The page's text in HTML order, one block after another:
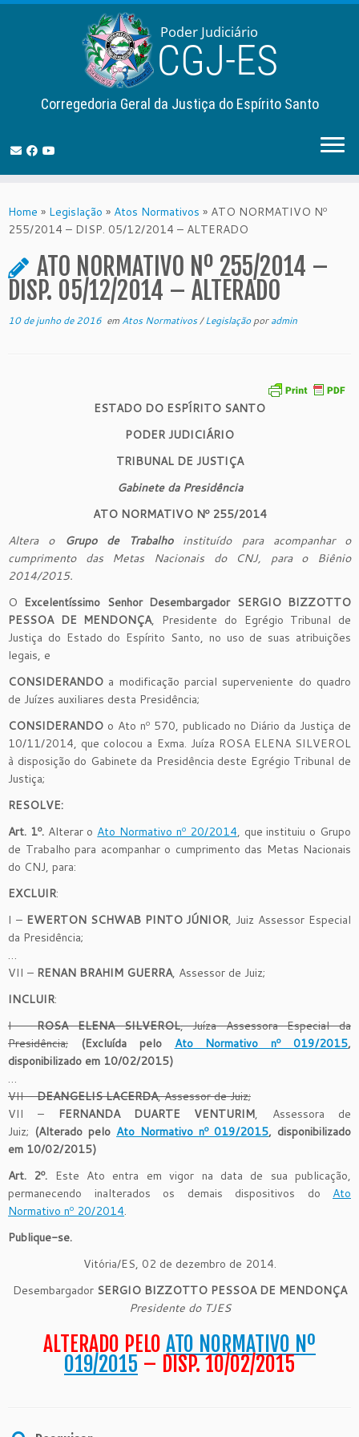
to
content
Corregedoria Geral da Justiça do Espírito Santo
Home » Legislação » Atos Normativos » ATO NORMATIVO Nº
255/2014 – DISP. 05/12/2014 – ALTERADO
ATO NORMATIVO Nº 255/2014 –
DISP. 05/12/2014 – ALTERADO
10 de junho de 2016 em Atos Normativos/Legislaçãoporadmin
ESTADO DO ESPÍRITO SANTO
PODER JUDICIÁRIO
TRIBUNAL DE JUSTIÇA
Gabinete da Presidência
ATO NORMATIVO Nº 255/2014
Altera o
Grupo de Trabalhoinstituído para acompanhar o
cumprimento das Metas Nacionais do CNJ, para o Biênio
2014/2015.
O Excelentíssimo Senhor Desembargador SERGIO BIZZOTTO
PESSOA DE MENDONÇA, Presidente do Egrégio Tribunal de
Justiça do Estado do Espírito Santo, no uso de suas atribuições
legais, e
CONSIDERANDO a modificação parcial superveniente do quadro
de Juízes auxiliares desta Presidência;
CONSIDERANDO o Ato nº 570, publicado no Diário da Justiça de
10/11/2014, que colocou a Exma. Juíza ROSA ELENA SILVEROL
à disposição do Gabinete da Presidência deste Egrégio Tribunal de
Justiça;
RESOLVE:
Art. 1º. Alterar o Ato Normativo nº 20/2014, que instituiu o Grupo
de Trabalho para acompanhar o cumprimento das Metas Nacionais
do CNJ, para:
EXCLUIR:
I – EWERTON SCHWAB PINTO JÚNIOR, Juiz Assessor Especial
da Presidência;
…
VII – RENAN BRAHIM GUERRA, Assessor de Juiz;
INCLUIR:
I –ROSA ELENA SILVEROL, Juíza Assessora Especial da
Presidência;
(Excluída pelo Ato Normativo nº 019/2015,
disponibilizado em 10/02/2015)
…
VII –DEANGELIS LACERDA, Assessor de Juiz;
VII –
FERNANDA DUARTE VENTURIM, Assessora de
Juiz; (Alterado pelo Ato Normativo nº 019/2015, disponibilizado
em 10/02/2015)
Art. 2º. Este Ato entra em vigor na data de sua publicação,
permanecendo inalterados os demais dispositivos do Ato
Normativo nº 20/2014.
Publique-se.
Vitória/ES, 02 de dezembro de 2014.
Desembargador SERGIO BIZZOTTO PESSOA DE MENDONÇA
Presidente do TJES
ALTERADO PELO ATO NORMATIVO Nº
019/2015 – DISP. 10/02/2015